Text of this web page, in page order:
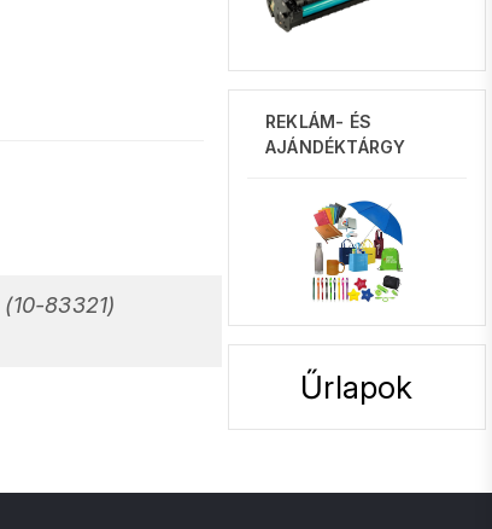
(10-83321)
REKLÁM- ÉS
AJÁNDÉKTÁRGY
Űrlapok